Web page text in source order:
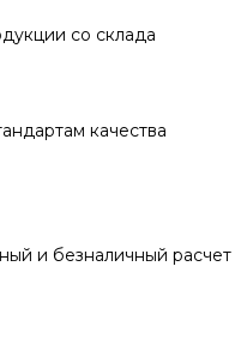
со склада
качества
и безналичный расчет